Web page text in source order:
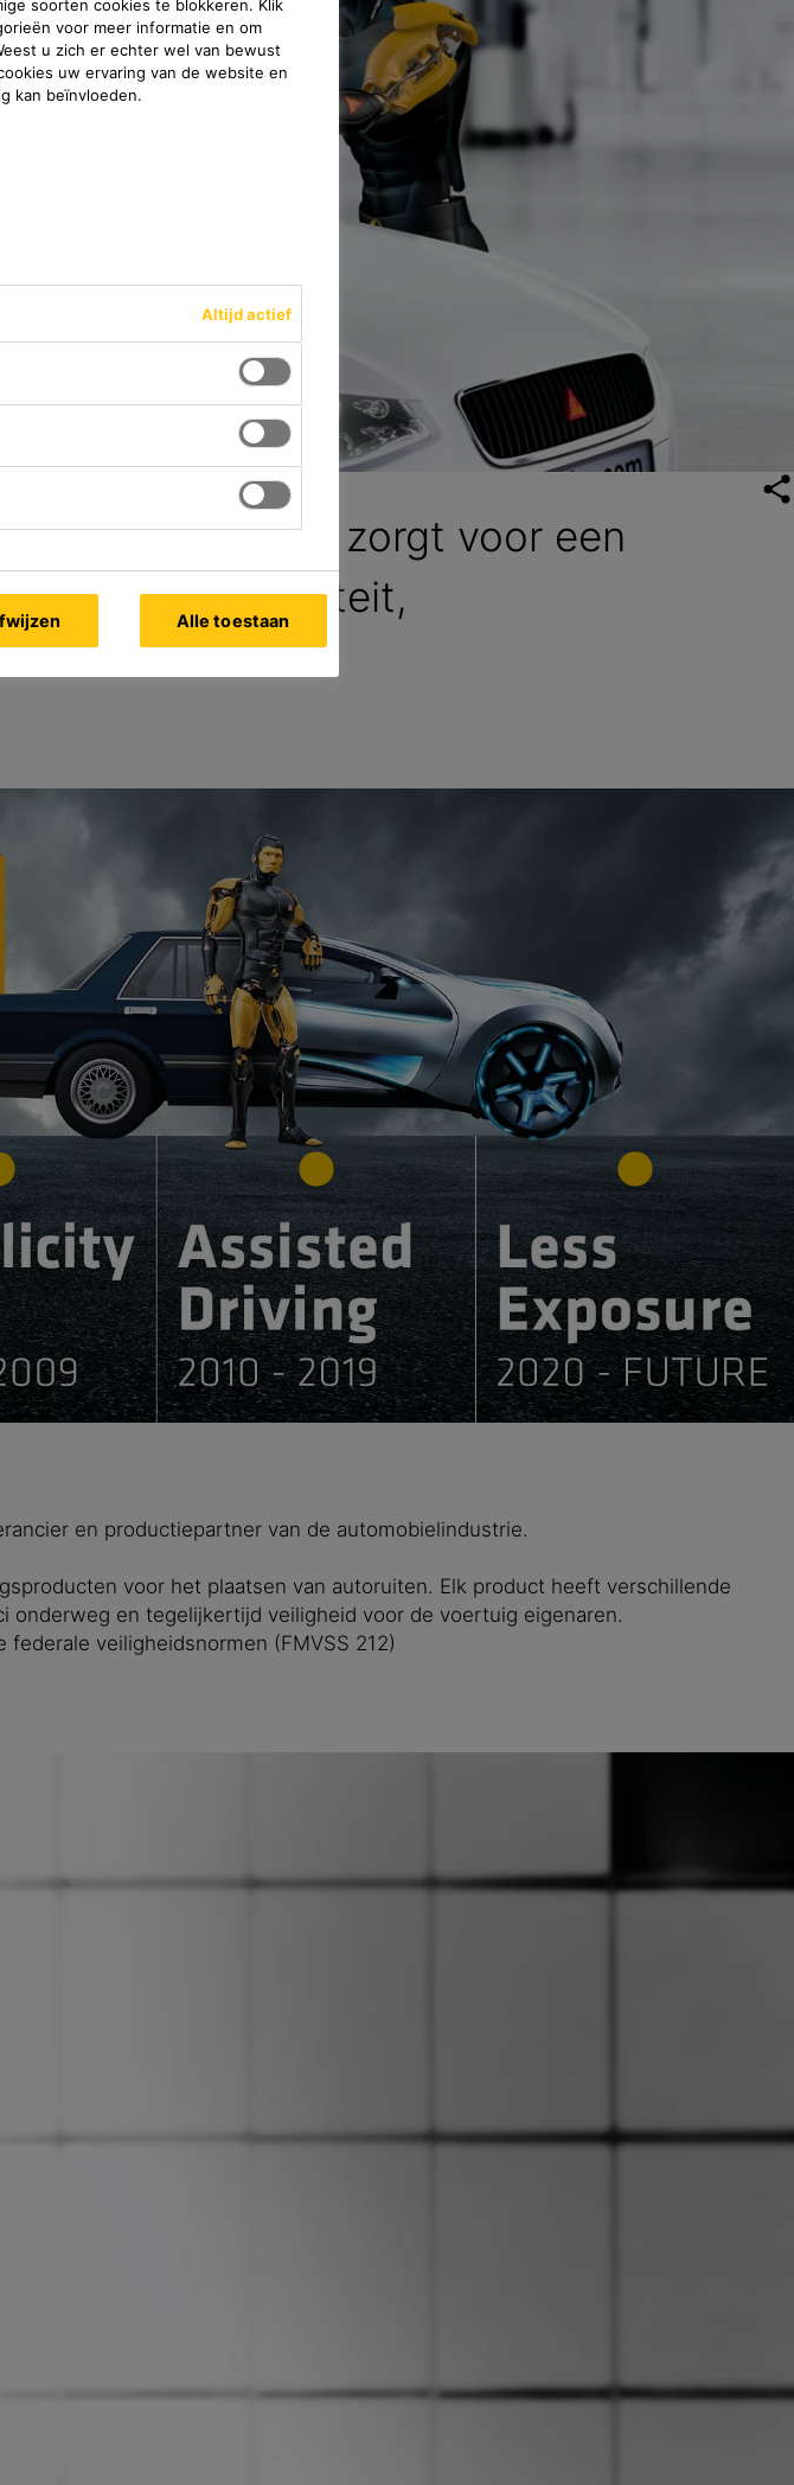
lijmen, Sika zorgt voor een
prestatie, kwaliteit,
en productiepartner van de automobielindustrie.
voor het plaatsen van autoruiten. Elk product heeft verschillende
en tegelijkertijd veiligheid voor de voertuig eigenaren.
veiligheidsnormen (FMVSS 212)
soorten cookies te blokkeren. Klik
voor meer informatie en om
u zich er echter wel van bewust
uw ervaring van de website en
kan beïnvloeden.
Altijd actief
Alle toestaan